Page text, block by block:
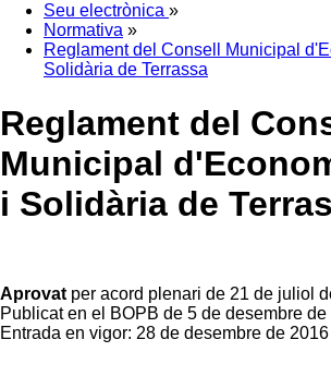
Seu electrònica »
Normativa »
Reglament del Consell Municipal
Solidària de Terrassa
Reglament del
Municipal
i Solidària de
Aprovat per acord plenari de 21 de juliol
Publicat en el BOPB de 5 de desembre de
Entrada en vigor: 28 de desembre de 2016